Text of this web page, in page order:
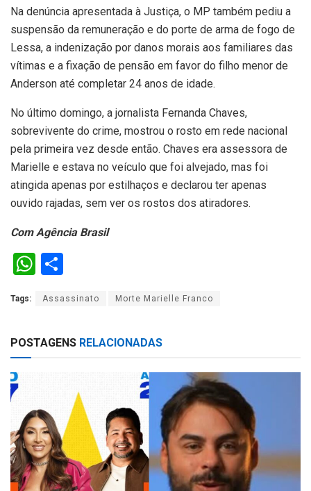
Na denúncia apresentada à Justiça, o MP também pediu a
suspensão da remuneração e do porte de arma de fogo de
Lessa, a indenização por danos morais aos familiares das
vítimas e a fixação de pensão em favor do filho menor de
Anderson até completar 24 anos de idade.
No último domingo, a jornalista Fernanda Chaves,
sobrevivente do crime, mostrou o rosto em rede nacional
pela primeira vez desde então. Chaves era assessora de
Marielle e estava no veículo que foi alvejado, mas foi
atingida apenas por estilhaços e declarou ter apenas
ouvido rajadas, sem ver os rostos dos atiradores.
Com Agência Brasil
W
at
A
ar
Tags: Assassinato Morte Marielle Franco
POSTAGENS RELACIONADAS